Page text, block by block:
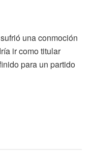
una conmoción
ir como titular
para un partido